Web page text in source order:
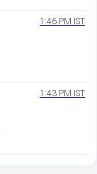
1:46 PM IST
1:43 PM IST